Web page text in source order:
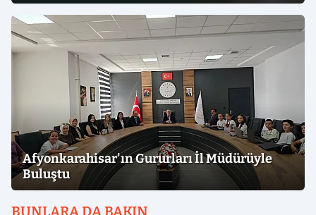
Afyonkarahisar'ın Gururları İl Müdürüyle
Buluştu
BUNLARA DA BAKIN